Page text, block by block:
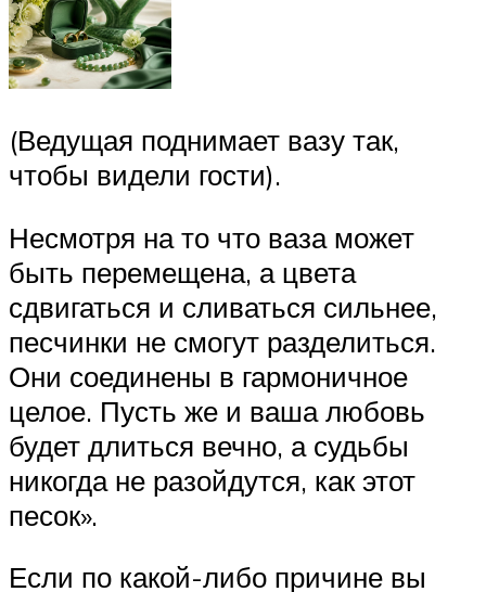
(Ведущая поднимает вазу так,
чтобы видели гости).
Несмотря на то что ваза может
быть перемещена, а цвета
сдвигаться и сливаться сильнее,
песчинки не смогут разделиться.
Они соединены в гармоничное
целое. Пусть же и ваша любовь
будет длиться вечно, а судьбы
никогда не разойдутся, как этот
песок».
Если по какой-либо причине вы